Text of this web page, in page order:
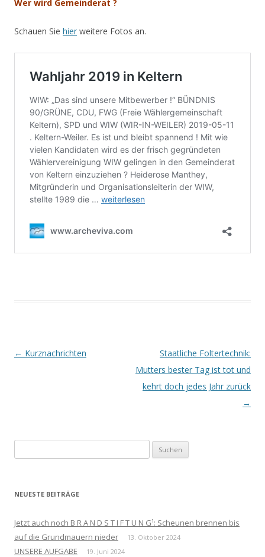
Wer wird Gemeinderat ?
Schauen Sie hier weitere Fotos an.
Beitrags-
← Kurznachrichten
Staatliche Foltertechnik:
Mutters bester Tag ist tot und
kehrt doch jedes Jahr zurück
→
nach:
NEUESTE BEITRÄGE
Jetzt auch noch B R A N D S T I F T U N G¹: Scheunen brennen bis
auf die Grundmauern nieder
13. Oktober 2024
UNSERE AUFGABE 19. Juni 2024